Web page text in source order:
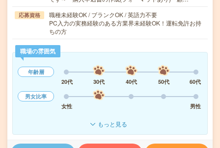
応募資格
職種未経験OK / ブランクOK / 英語力不要
PC入力の実務経験のある方業界未経験OK！運転免許お持
ちの方
職場の雰囲気
年齢層
20代
30代 40代 50代
60代
男女比率
女性
男性
もっと見る